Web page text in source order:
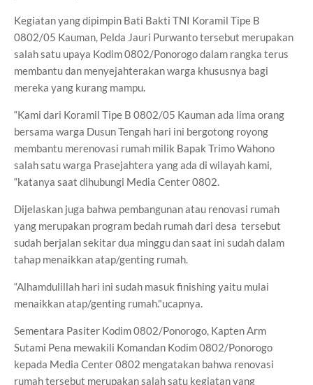
Kegiatan yang dipimpin Bati Bakti TNI Koramil Tipe B
0802/05 Kauman, Pelda Jauri Purwanto tersebut merupakan
salah satu upaya Kodim 0802/Ponorogo dalam rangka terus
membantu dan menyejahterakan warga khususnya bagi
mereka yang kurang mampu.
“Kami dari Koramil Tipe B 0802/05 Kauman ada lima orang
bersama warga Dusun Tengah hari ini bergotong royong
membantu merenovasi rumah milik Bapak Trimo Wahono
salah satu warga Prasejahtera yang ada di wilayah kami,
“katanya saat dihubungi Media Center 0802.
Dijelaskan juga bahwa pembangunan atau renovasi rumah
yang merupakan program bedah rumah dari desa tersebut
sudah berjalan sekitar dua minggu dan saat ini sudah dalam
tahap menaikkan atap/genting rumah.
“Alhamdulillah hari ini sudah masuk finishing yaitu mulai
menaikkan atap/genting rumah."ucapnya.
Sementara Pasiter Kodim 0802/Ponorogo, Kapten Arm
Sutami Pena mewakili Komandan Kodim 0802/Ponorogo
kepada Media Center 0802 mengatakan bahwa renovasi
rumah tersebut merupakan salah satu kegiatan yang